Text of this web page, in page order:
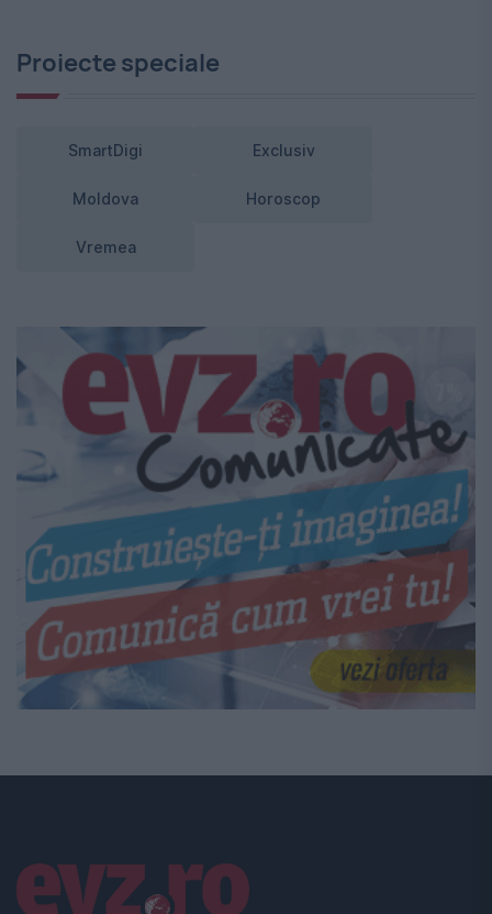
Proiecte speciale
SmartDigi Exclusiv
Moldova Horoscop
Vremea
Linkuri utile